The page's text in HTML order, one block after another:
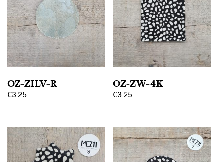
OZ-ZILV-R
€3.25
OZ-ZW-4K
€3.25